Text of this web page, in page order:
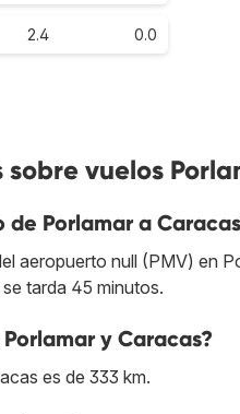
2.4 0.0
vuelos
Porlamar a
aeropuerto null (PMV) en
tarda 45 minutos.
y Caracas?
es de 333 km.